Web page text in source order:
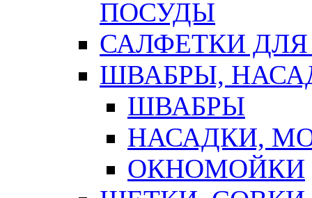
ПОСУДЫ
САЛФЕТКИ
ШВАБРЫ,
ШВАБРЫ
НАСАДКИ,
ОКНОМОЙКИ